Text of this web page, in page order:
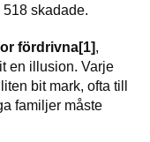
518 skadade.
fördrivna[1],
en illusion. Varje
bit mark, ofta till
familjer måste